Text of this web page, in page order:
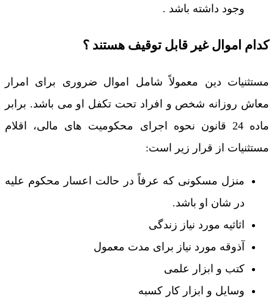
وجود داشته باشد .
کدام اموال غیر قابل توقیف هستند ؟
مستثنیات دین معمولاً شامل اموال ضروری برای امرار
معاش روزانه شخص و افراد تحت تکفل او می باشد. برابر
ماده 24 قانون نحوه اجرای محکومیت های مالی، اقلام
مستثنیات از قرار زیر است:
منزل مسکونی که عرفاً در حالت اعسار محکوم علیه
در شان او باشد.
اثاثیه مورد نیاز زندگی
آذوقه مورد نیاز برای مدت معمول
کتب و ابزار علمی
وسایل و ابزار کار کسبه